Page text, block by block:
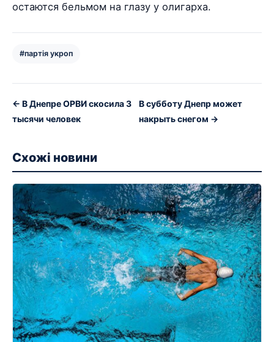
остаются бельмом на глазу у олигарха.
#партія укроп
← В Днепре ОРВИ скосила 3
тысячи человек
В субботу Днепр может
накрыть снегом →
Схожі новини